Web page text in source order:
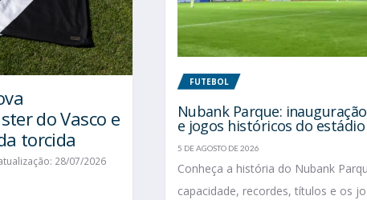
do Vasco e
torcida
28/07/2026
FUTEBOL
Nubank Parque:
e jogos históricos do
5 DE AGOSTO DE 2026
Conheça a história do Nubank
capacidade, recordes, títulos e os